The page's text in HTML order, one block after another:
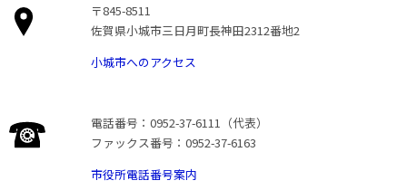
〒845-8511
佐賀県小城市三日月町長神田2312番地2
小城市へのアクセス
電話番号：0952-37-6111（代表）
ファックス番号：0952-37-6163
市役所電話番号案内